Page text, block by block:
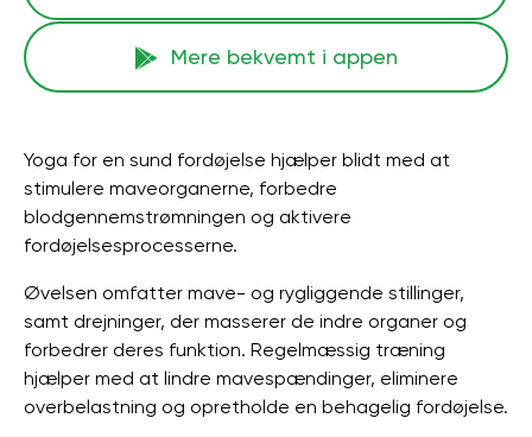
Mere bekvemt i appen
Yoga for en sund fordøjelse hjælper blidt med at
stimulere maveorganerne, forbedre
blodgennemstrømningen og aktivere
fordøjelsesprocesserne.
Øvelsen omfatter mave- og rygliggende stillinger,
samt drejninger, der masserer de indre organer og
forbedrer deres funktion. Regelmæssig træning
hjælper med at lindre mavespændinger, eliminere
overbelastning og opretholde en behagelig fordøjelse.